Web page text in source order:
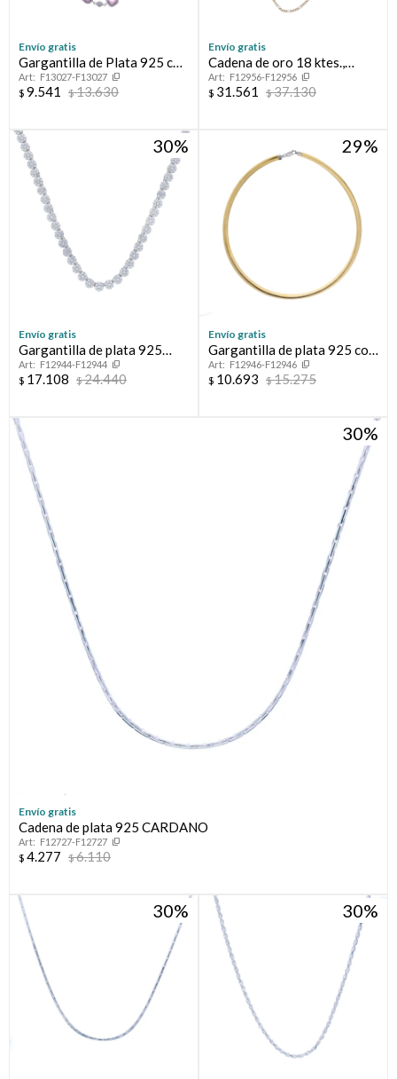
Envío gratis
Gargantilla de Plata 925 con
Amatista
F13027-F13027
$ 9.541 $13.630
Envío gratis
Cadena de oro 18 ktes.,
FIGARO
F12956-F12956
$ 31.561 $37.130
30
Envío gratis
Gargantilla de plata 925
rodinada con circonias.
F12944-F12944
$ 17.108 $24.440
29
Envío gratis
Gargantilla de plata 925 con
baño de oro amarillo.
F12946-F12946
$ 10.693 $15.275
30
Envío gratis
Cadena de plata 925 CARDANO
F12727-F12727
$ 4.277 $6.110
30 30